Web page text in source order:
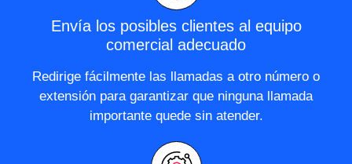
Envía los posibles clientes al equipo
comercial adecuado
Redirige fácilmente las llamadas a otro número o
extensión para garantizar que ninguna llamada
importante quede sin atender.